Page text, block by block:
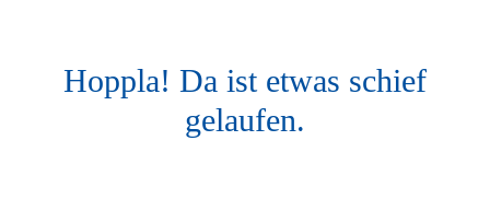
Hoppla! Da ist etwas schief
gelaufen.